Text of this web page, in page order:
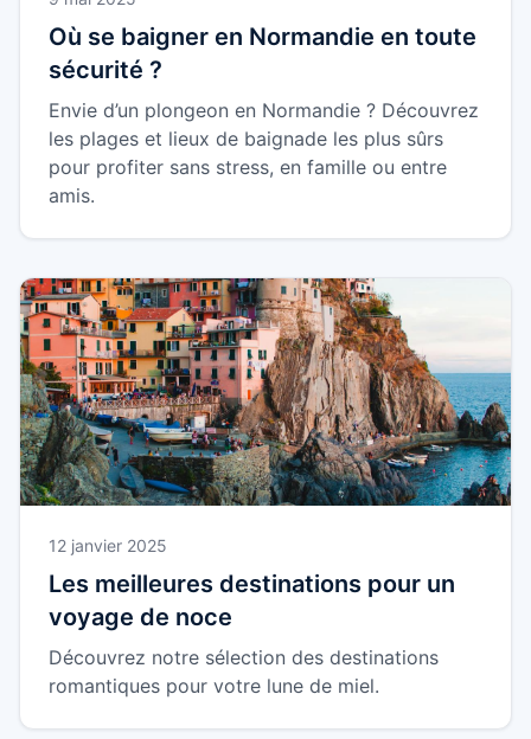
Où se baigner en Normandie en toute
sécurité ?
Envie d’un plongeon en Normandie ? Découvrez
les plages et lieux de baignade les plus sûrs
pour profiter sans stress, en famille ou entre
amis.
12 janvier 2025
Les meilleures destinations pour un
voyage de noce
Découvrez notre sélection des destinations
romantiques pour votre lune de miel.